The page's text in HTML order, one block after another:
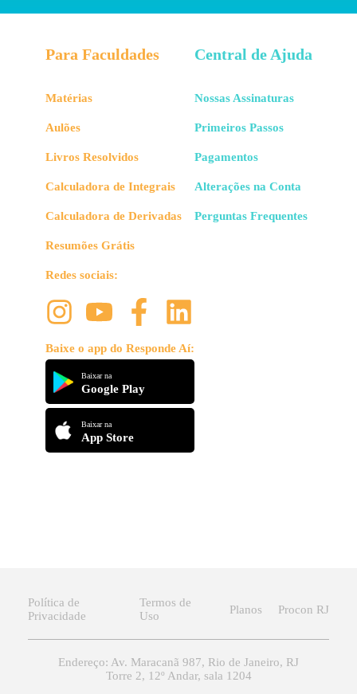
Para Faculdades
Matérias
Aulões
Livros Resolvidos
Calculadora de Integrais
Calculadora de Derivadas
Resumões Grátis
Redes sociais:
Baixe o app do Responde Aí:
Baixar na
Google Play
Baixar na
App Store
Central de Ajuda
Nossas Assinaturas
Primeiros Passos
Pagamentos
Alterações na Conta
Perguntas Frequentes
Política de
Privacidade
Termos de
Uso
Planos Procon RJ
Endereço: Av. Maracanã 987, Rio de Janeiro, RJ
Torre 2, 12º Andar, sala 1204